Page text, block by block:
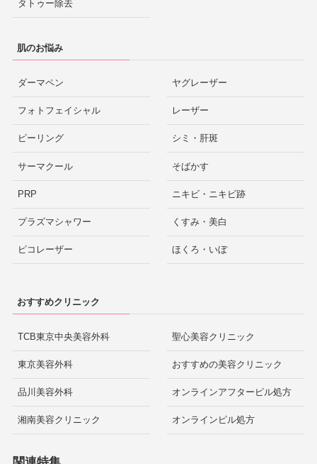
タトゥー除去
肌のお悩み
ダーマペン
フォトフェイシャル
ピーリング
サーマクール
PRP
プラズマシャワー
ピコレーザー
ヤグレーザー
レーザー
シミ・肝斑
そばかす
ニキビ・ニキビ跡
くすみ・美白
ほくろ・いぼ
おすすめクリニック
TCB東京中央美容外科
東京美容外科
品川美容外科
湘南美容クリニック
聖心美容クリニック
おすすめの美容クリニック
オンラインアフターピル処方
オンラインピル処方